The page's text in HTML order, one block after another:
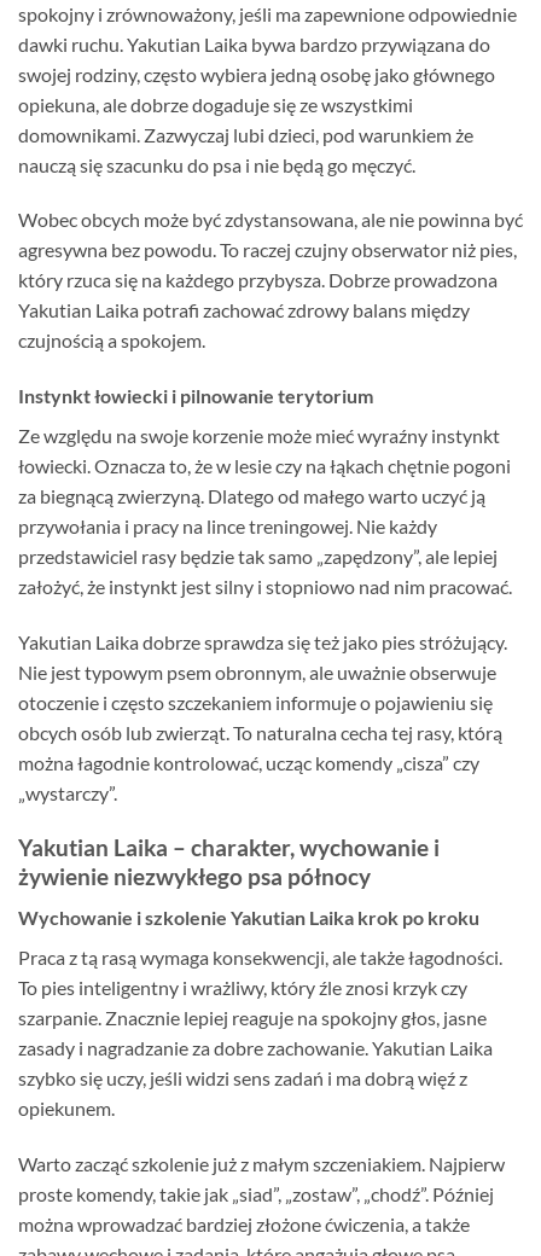
spokojny i zrównoważony, jeśli ma zapewnione odpowiednie
dawki ruchu. Yakutian Laika bywa bardzo przywiązana do
swojej rodziny, często wybiera jedną osobę jako głównego
opiekuna, ale dobrze dogaduje się ze wszystkimi
domownikami. Zazwyczaj lubi dzieci, pod warunkiem że
nauczą się szacunku do psa i nie będą go męczyć.
Wobec obcych może być zdystansowana, ale nie powinna być
agresywna bez powodu. To raczej czujny obserwator niż pies,
który rzuca się na każdego przybysza. Dobrze prowadzona
Yakutian Laika potrafi zachować zdrowy balans między
czujnością a spokojem.
Instynkt łowiecki i pilnowanie terytorium
Ze względu na swoje korzenie może mieć wyraźny instynkt
łowiecki. Oznacza to, że w lesie czy na łąkach chętnie pogoni
za biegnącą zwierzyną. Dlatego od małego warto uczyć ją
przywołania i pracy na lince treningowej. Nie każdy
przedstawiciel rasy będzie tak samo „zapędzony”, ale lepiej
założyć, że instynkt jest silny i stopniowo nad nim pracować.
Yakutian Laika dobrze sprawdza się też jako pies stróżujący.
Nie jest typowym psem obronnym, ale uważnie obserwuje
otoczenie i często szczekaniem informuje o pojawieniu się
obcych osób lub zwierząt. To naturalna cecha tej rasy, którą
można łagodnie kontrolować, ucząc komendy „cisza” czy
„wystarczy”.
Yakutian Laika – charakter, wychowanie i
żywienie niezwykłego psa północy
Wychowanie i szkolenie Yakutian Laika krok po kroku
Praca z tą rasą wymaga konsekwencji, ale także łagodności.
To pies inteligentny i wrażliwy, który źle znosi krzyk czy
szarpanie. Znacznie lepiej reaguje na spokojny głos, jasne
zasady i nagradzanie za dobre zachowanie. Yakutian Laika
szybko się uczy, jeśli widzi sens zadań i ma dobrą więź z
opiekunem.
Warto zacząć szkolenie już z małym szczeniakiem. Najpierw
proste komendy, takie jak „siad”, „zostaw”, „chodź”. Później
można wprowadzać bardziej złożone ćwiczenia, a także